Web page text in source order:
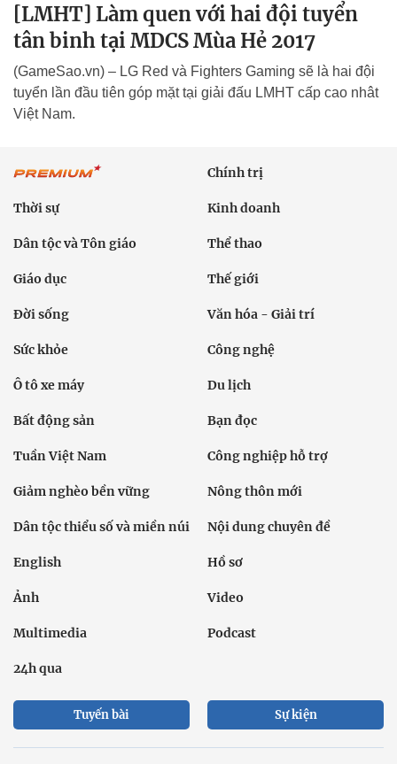
[LMHT] Làm quen với hai đội tuyển
tân binh tại MDCS Mùa Hẻ 2017
(GameSao.vn) – LG Red và Fighters Gaming sẽ là hai đội
tuyển lần đầu tiên góp mặt tại giải đấu LMHT cấp cao nhât
Việt Nam.
Chính trị
Thời sự Kinh doanh
Dân tộc và Tôn giáo Thể thao
Giáo dục Thế giới
Đời sống Văn hóa - Giải trí
Sức khỏe Công nghệ
Ô tô xe máy Du lịch
Bất động sản Bạn đọc
Tuần Việt Nam Công nghiệp hỗ trợ
Giảm nghèo bền vững Nông thôn mới
Dân tộc thiểu số và miền núi Nội dung chuyên đề
English Hồ sơ
Ảnh Video
Multimedia Podcast
24h qua
Tuyến bài Sự kiện